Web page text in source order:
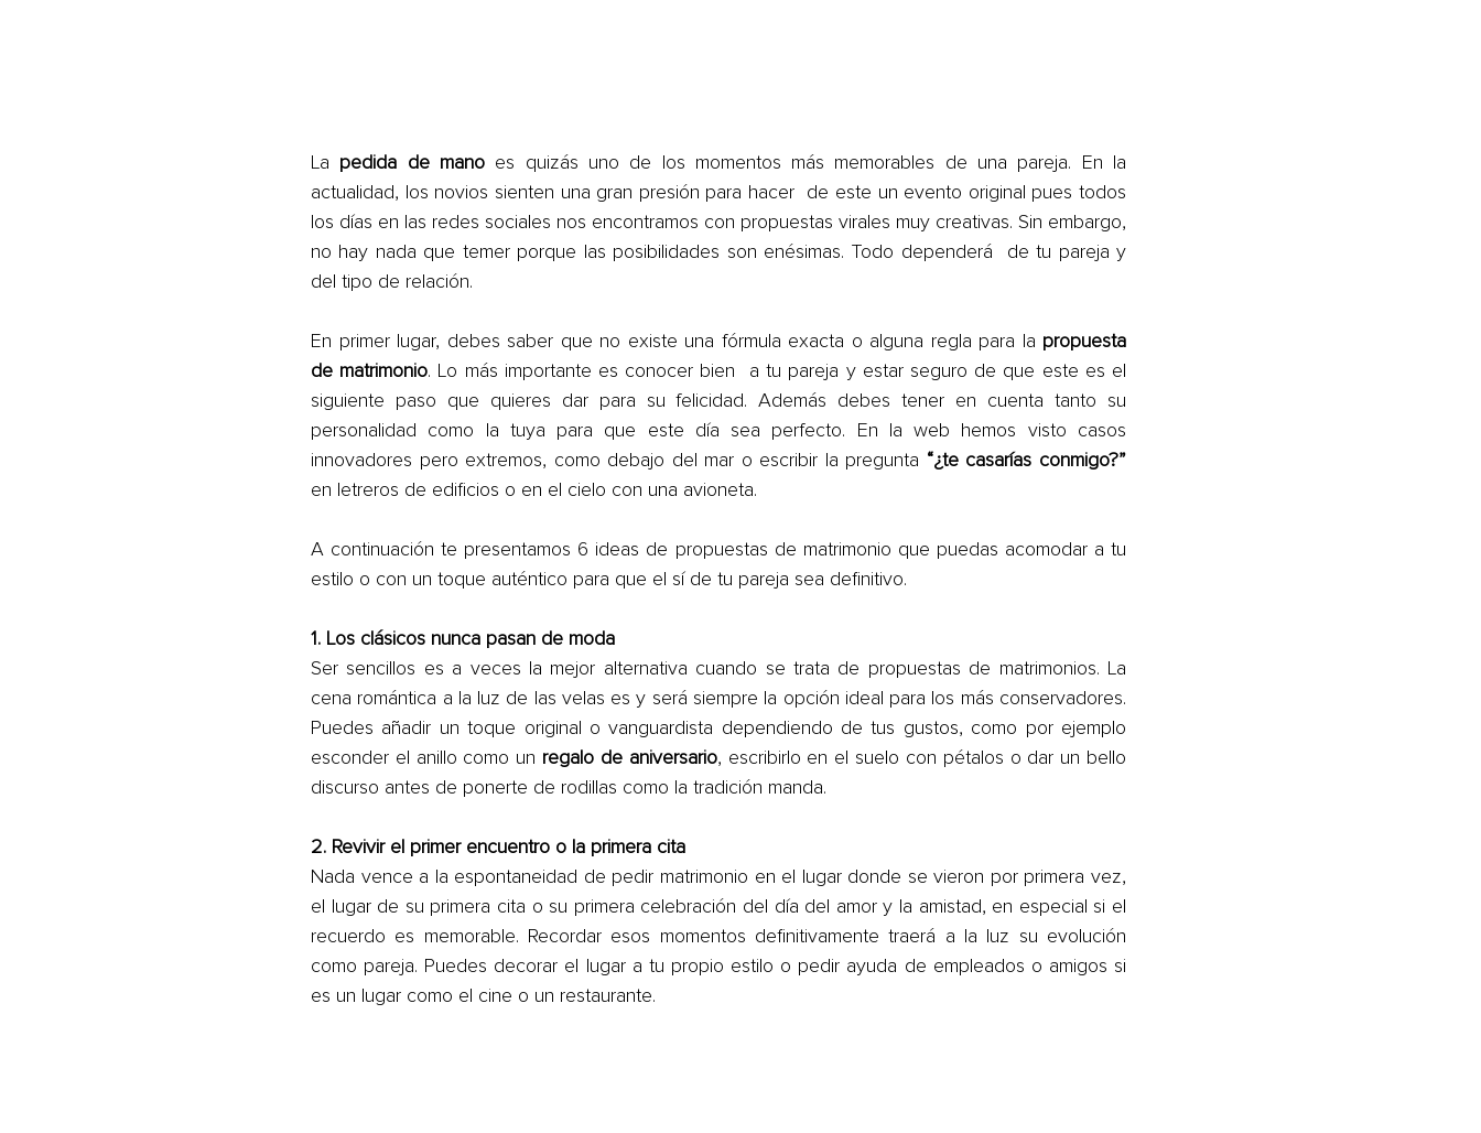
La pedida de mano es quizás uno de los momentos más memorables de una pareja. En la
actualidad, los novios sienten una gran presión para hacer  de este un evento original pues todos
los días en las redes sociales nos encontramos con propuestas virales muy creativas. Sin embargo,
no hay nada que temer porque las posibilidades son enésimas. Todo dependerá  de tu pareja y
del tipo de relación.
En primer lugar, debes saber que no existe una fórmula exacta o alguna regla para la propuesta
de matrimonio. Lo más importante es conocer bien  a tu pareja y estar seguro de que este es el
siguiente paso que quieres dar para su felicidad. Además debes tener en cuenta tanto su
personalidad como la tuya para que este día sea perfecto. En la web hemos visto casos
innovadores pero extremos, como debajo del mar o escribir la pregunta
en letreros de edificios o en el cielo con una avioneta.
A continuación te presentamos 6 ideas de propuestas de matrimonio que puedas acomodar a tu
estilo o con un toque auténtico para que el sí de tu pareja sea definitivo.
1. Los clásicos nunca pasan de moda
Ser sencillos es a veces la mejor alternativa cuando se trata de propuestas de matrimonios. La
cena romántica a la luz de las velas es y será siempre la opción ideal para los más conservadores.
Puedes añadir un toque original o vanguardista dependiendo de tus gustos, como por ejemplo
esconder el anillo como un regalo de aniversario, escribirlo en el suelo con pétalos o dar un bello
discurso antes de ponerte de rodillas como la tradición manda.
2. Revivir el primer encuentro o la primera cita
Nada vence a la espontaneidad de pedir matrimonio en el lugar donde se vieron por primera vez,
el lugar de su primera cita o su primera celebración del día del amor y la amistad, en especial si el
recuerdo es memorable. Recordar esos momentos definitivamente traerá a la luz su evolución
como pareja. Puedes decorar el lugar a tu propio estilo o pedir ayuda de empleados o amigos si
es un lugar como el cine o un restaurante.